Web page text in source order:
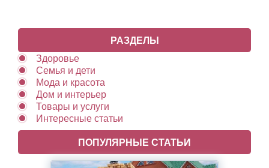
РАЗДЕЛЫ
Здоровье
Семья и дети
Мода и красота
Дом и интерьер
Товары и услуги
Интересные статьи
ПОПУЛЯРНЫЕ СТАТЬИ